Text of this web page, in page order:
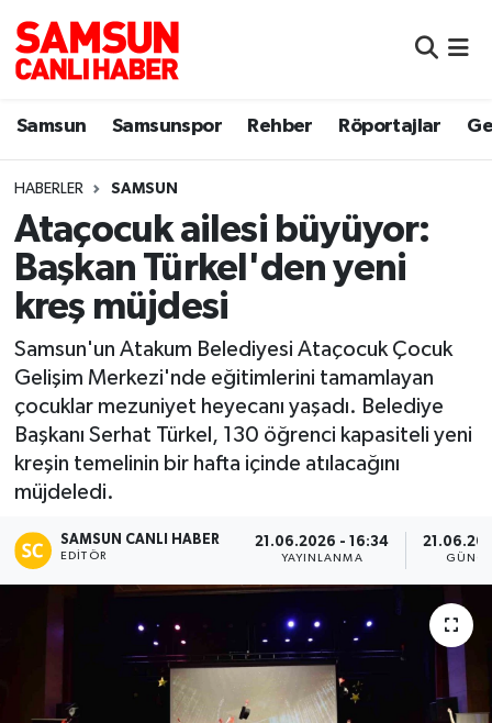
Samsun Samsunspor Rehber Röportajlar
HABERLER SAMSUN
Ataçocuk ailesi büyüyor:
Başkan Türkel'den yeni
kreş müjdesi
Samsun'un Atakum Belediyesi Ataçocuk Çocuk
Gelişim Merkezi'nde eğitimlerini tamamlayan
çocuklar mezuniyet heyecanı yaşadı. Belediye
Başkanı Serhat Türkel, 130 öğrenci kapasiteli yeni
kreşin temelinin bir hafta içinde atılacağını
müjdeledi.
SAMSUN CANLI HABER
EDITÖR
21.06.2026 - 16:34
YAYINLANMA
Samsun
Sokak Röportajları
Genel
Dünya
Sağlık
Yemek
Manşet Haberi
Samsun Nöbetçi Eczaneler
Samsun Hava Durumu
Samsun Namaz Vakitleri
Samsun Trafik Yoğunluk Haritası
Süper Lig Puan Durumu ve Fikstür
Son Dakika Haberleri
Haber Arşivi